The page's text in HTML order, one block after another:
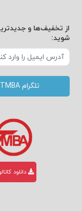
از تخفیف‌ها و
شوید:
تلگرام TMBA
دانلود